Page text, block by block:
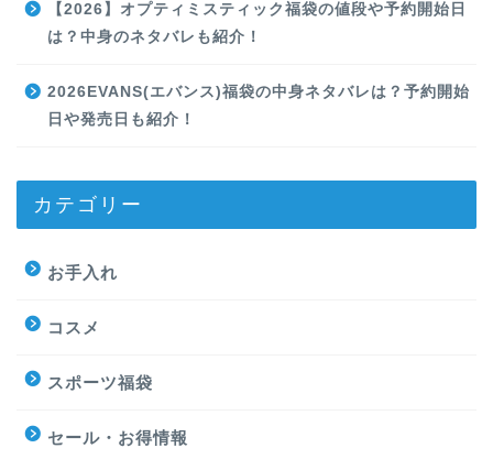
【2026】オプティミスティック福袋の値段や予約開始日
は？中身のネタバレも紹介！
2026EVANS(エバンス)福袋の中身ネタバレは？予約開始
日や発売日も紹介！
カテゴリー
お手入れ
コスメ
スポーツ福袋
セール・お得情報